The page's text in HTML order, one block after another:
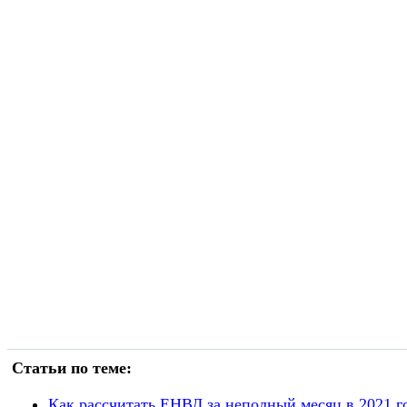
Статьи по теме: